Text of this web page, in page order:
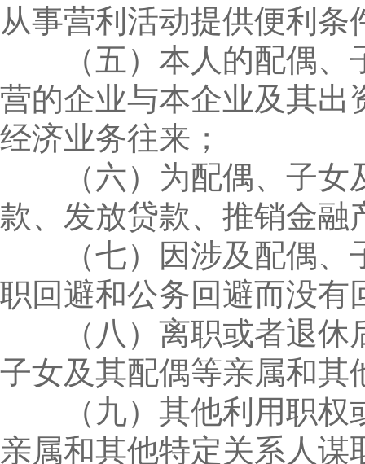
从事营利活动提供便利条
（五）本人的配偶、
营的企业与本企业及其出
经济业务往来；
（六）为配偶、子女
款、发放贷款、推销金融
（七）因涉及配偶、
职回避和公务回避而没有
（八）离职或者退休
子女及其配偶等亲属和其
（九）其他利用职权
亲属和其他特定关系人谋